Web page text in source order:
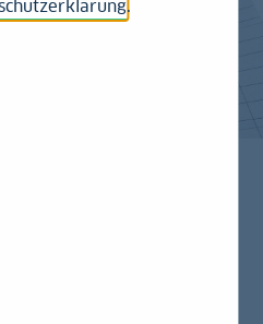
steigen um etwa 3 bis 4
bleibt selektiv
.